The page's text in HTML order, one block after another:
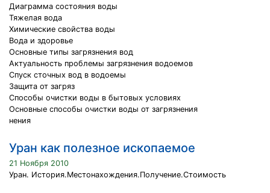
Диаграмма состояния воды
Тяжелая вода
Химические свойства воды
Вода и здоровье
Основные типы загрязнения вод
Актуальность проблемы загрязнения водоемов
Спуск сточных вод в водоемы
Защита от загряз
Способы очистки воды в бытовых условиях
Основные способы очистки воды от загрязнения
нения
Уран как полезное ископаемое
21 Ноября 2010
Уран. История.Местонахождения.Получение.Стоимость